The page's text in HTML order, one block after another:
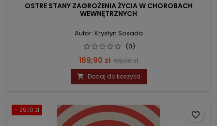
OSTRE STANY ZAGROŻENIA ŻYCIA W CHOROBACH
WEWNĘTRZNYCH
Autor: Krystyn Sosada
(0)
Cena
169,90 zł Cena
podstawowa
199,00 zł
 Dodaj do koszyka
- 29,10 zł
favorite_border